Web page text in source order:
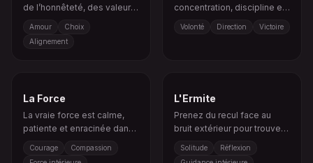
de l’honnêteté, des valeurs
Amour
Choix
Alignement
concentration, discipline et
maîtrise émotionnelle
Volonté Direction Victoire
La Force
La vraie force est calme,
patiente et enracinée dans
Courage
Compassion
L'Ermite
Prenez du recul face au
bruit extérieur pour trouver
la clarté par l’introspection.
Solitude
Réflexion